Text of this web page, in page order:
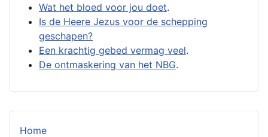
Home
Wat het bloed voor jou doet.
Is de Heere Jezus voor de schepping
geschapen?
Een krachtig gebed vermag veel.
De ontmaskering van het NBG.